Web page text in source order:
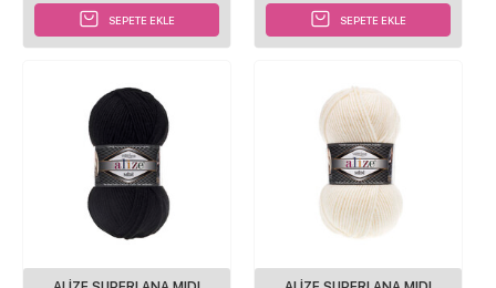
SEPETE EKLE SEPETE EKLE